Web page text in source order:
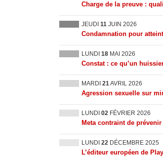
Charge de la preuve :
JEUDI 11 JUIN 2026
Condamnation pour
LUNDI 18 MAI 2026
Constat : ce qu’un
MARDI 21AVRIL 2026
Agression sexuelle sur
LUNDI 02 FÉVRIER 2026
Meta contraint de
LUNDI 22 DÉCEMBRE 2025
L’éditeur européen de